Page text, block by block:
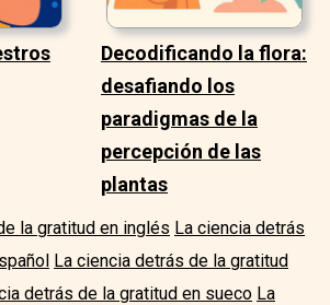
Decodificando la flora:
desafiando los
paradigmas de la
percepción de las
plantas
la gratitud en inglés La ciencia detrás
La ciencia detrás de la gratitud
detrás de la gratitud en sueco La